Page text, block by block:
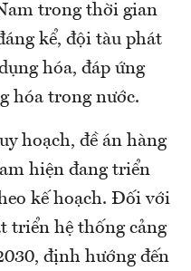
trong thời gian
kể, đội tàu phát
hóa, đáp ứng
hóa trong nước.
hoạch, đề án hàng
hiện đang triển
kế hoạch. Đối với
triển hệ thống cảng
định hướng đến